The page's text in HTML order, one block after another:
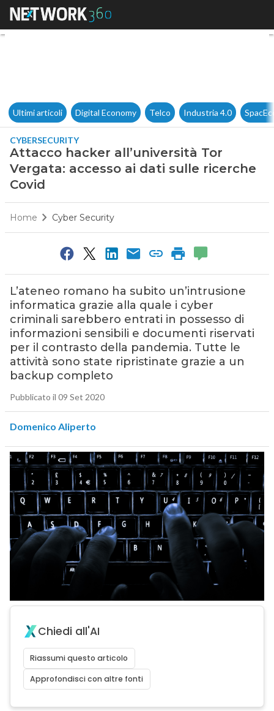
Attacco hacker all’università
Ultimi articoli Digital Economy Telco Industria 4.0
CYBERSECURITY
Attacco hacker all’università Tor
Vergata: accesso ai dati sulle ricerche
Covid
Home Cyber Security
L’ateneo romano ha subito un’intrusione
informatica grazie alla quale i cyber
criminali sarebbero entrati in possesso di
informazioni sensibili e documenti riservati
per il contrasto della pandemia. Tutte le
attività sono state ripristinate grazie a un
backup completo
Pubblicato il 09 Set 2020
Domenico Aliperto
Chiedi all'AI
Riassumi questo articolo
Approfondisci con altre fonti